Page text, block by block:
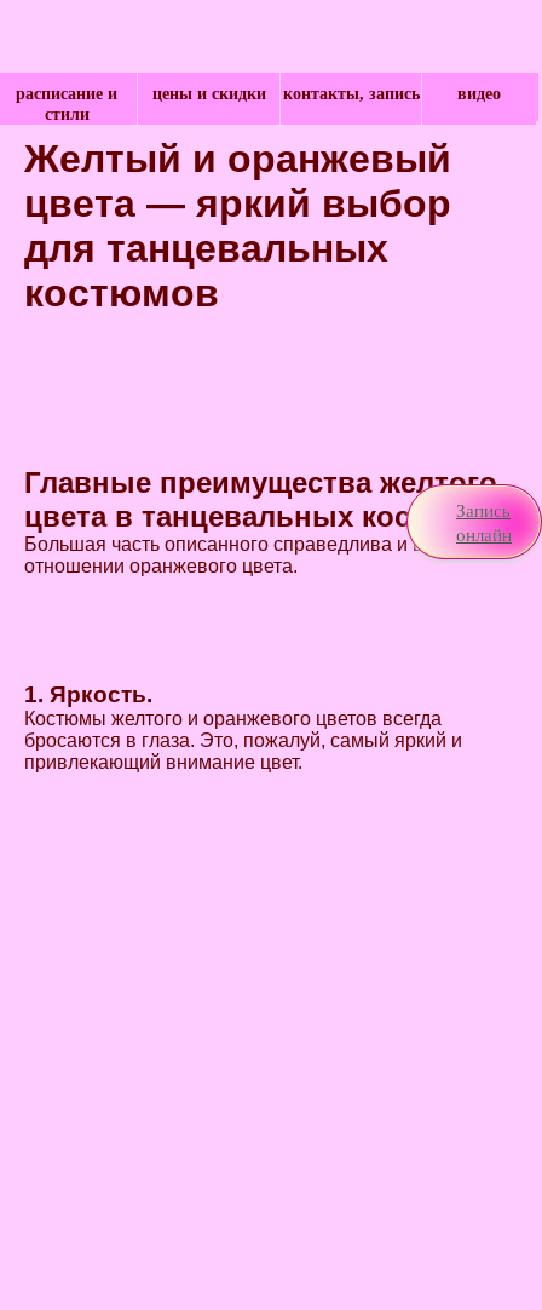
расписание и
стили
цены и скидки контакты, запись видео
Запись
онлайн
Желтый и оранжевый
цвета — яркий выбор
для танцевальных
костюмов
Главные преимущества желтого
цвета в танцевальных костюмах.
Большая часть описанного справедлива и в
отношении оранжевого цвета.
1. Яркость.
Костюмы желтого и оранжевого цветов всегда
бросаются в глаза. Это, пожалуй, самый яркий и
привлекающий внимание цвет.